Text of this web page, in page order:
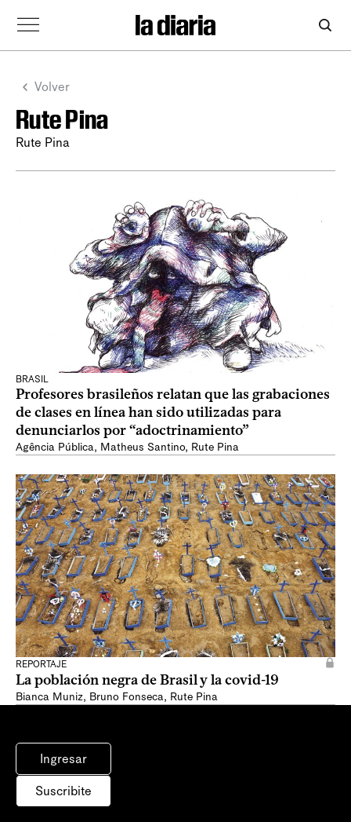
Volver
Rute Pina
Rute Pina
BRASIL
Profesores brasileños relatan que las grabaciones
de clases en línea han sido utilizadas para
denunciarlos por “adoctrinamiento”
Agência Pública, Matheus Santino, Rute Pina
REPORTAJE
La población negra de Brasil y la covid-19
Bianca Muniz, Bruno Fonseca, Rute Pina
Ingresar
Suscribite